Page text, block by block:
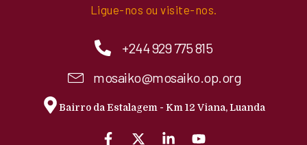
Ligue-nos ou visite-nos.
+244 929 775 815
mosaiko@mosaiko.op.org
Bairro da Estalagem - Km 12 Viana, Luanda